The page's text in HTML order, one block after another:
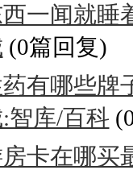
一闻就睡
(0篇回复)
有哪些牌
智库/百科
卡在哪买